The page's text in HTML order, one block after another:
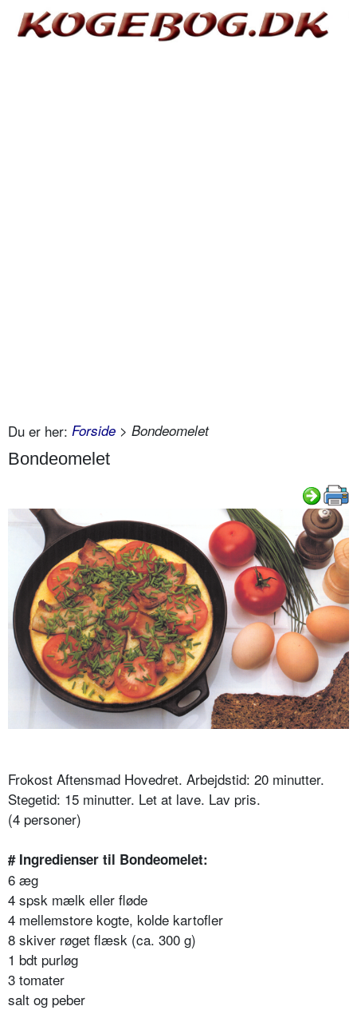
Du er her: Forside > Bondeomelet
Bondeomelet
Frokost Aftensmad Hovedret. Arbejdstid: 20 minutter.
Stegetid: 15 minutter. Let at lave. Lav pris.
(4 personer)
# Ingredienser til Bondeomelet:
6 æg
4 spsk mælk eller fløde
4 mellemstore kogte, kolde kartofler
8 skiver røget flæsk (ca. 300 g)
1 bdt purløg
3 tomater
salt og peber